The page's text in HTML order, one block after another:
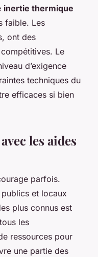
inertie thermique
faible. Les
ont des
Le
d’exigence
techniques du
efficaces si bien
les aides
parfois.
et locaux
plus connus est
les
ressources pour
une partie des